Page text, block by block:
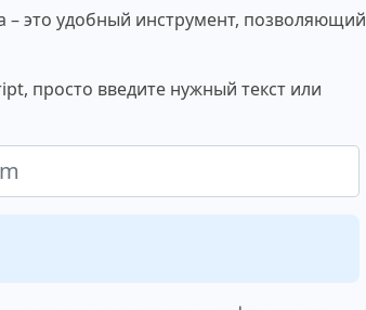
это удобный инструмент, позволяющий
просто введите нужный текст или